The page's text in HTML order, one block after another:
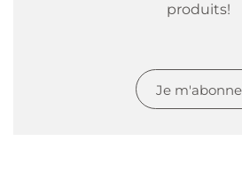
produits!
Je m'abonne